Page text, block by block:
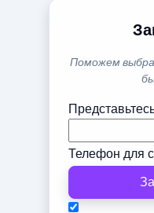
Поможем
Телефон для